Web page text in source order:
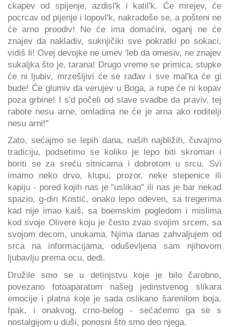
ckapev od spijenje, azdisl'k i katil'k. Će mrejev, će
pocrcav od pijenje i lopovl'k, nakradoše se, a pošteni ne
će arno proodiv! Ne će ima domaćini, oganj ne će
znajev da nakladiv, suknjičiki sve pokratki po sokaci,
vidiš li! Ovej devojke ne umev 'leb da omesiv, ne znajev
sukaljka što je, tarana! Drugo vreme se primica, stupke
će ni ljubiv, mrzešljivi će se rađav i sve mal'ka će gi
bude! Će glumiv da verujev u Boga, a rupe će ni kopav
poza grbine! I s'd počeli od slave svadbe da praviv, tej
rabote nesu arne, omladina ne će je arna ako roditelji
nesu arni!"
Zato, sećajmo se lepih dana, naših najbližih, čuvajmo
tradiciju, podsetimo se koliko je lepo biti skroman i
boriti se za sreću sitnicama i dobrotom u srcu. Svi
imamo neko drvo, klupu, prozor, neke stepenice ili
kapiju - pored kojih nas je "uslikao" ili nas je bar nekad
spazio, g-din Kostić, onako lepo odeven, sa tregerima
kad nije imao kaiš, sa boemskim pogledom i mislima
kod svoje Olivere koju je često zvao svojim srcem, sa
svojom decom, unukama. Njima danas zahvaljujem od
srca na informacijama, oduševljena sam njihovom
ljubavlju prema ocu, dedi.
Družile smo se u detinjstvu koje je bilo čarobno,
povezano fotoaparatom našeg jedinstvenog slikara
emocije i platna koje je sada oslikano šarenilom boja.
Ipak, i onakvog, crno-belog - sećaćemo ga se s
nostalgijom u duši, ponosni što smo deo njega.